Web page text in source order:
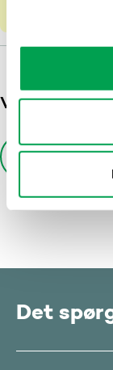
tilbagekalde dit
samtykke” i
Var denne
Det